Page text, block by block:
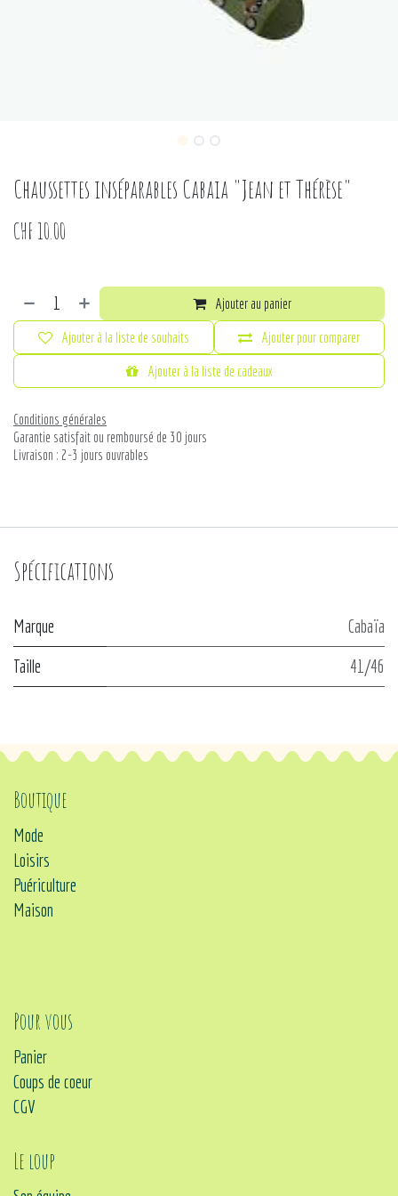
Chaussettes inséparables Cabaia "Jean et Thérèse"
CHF 10.00
Ajouter au panier
Ajouter pour comparer
Ajouter à la liste de cadeaux
Ajouter à la liste de souhaits
Conditions générales
Garantie satisfait ou remboursé de 30 jours
Livraison : 2-3 jours ouvrables
Spécifications
Marque
Cabaïa
Taille
41/46
Boutique
Mode
Loisirs
Puériculture
Maison
Pour vous
Panier
Coups de coeur
CGV
Le loup